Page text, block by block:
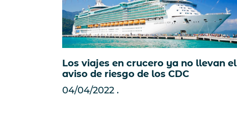
Los viajes en crucero ya no llevan el
aviso de riesgo de los CDC
04/04/2022